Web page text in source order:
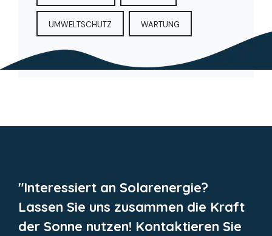
UMWELTSCHUTZ WARTUNG
"Interessiert an Solarenergie?
Lassen Sie uns zusammen die Kraft
der Sonne nutzen! Kontaktieren Sie